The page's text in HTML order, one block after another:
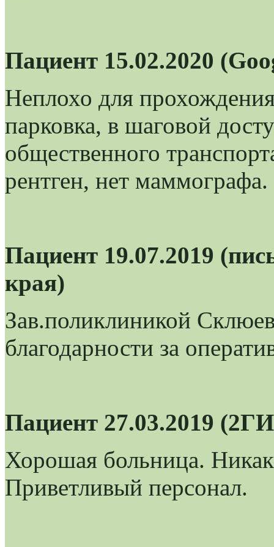
Пациент 15.02.2020
Неплохо для
парковка, в шаговой
общественного
рентген, нет маммографа.
Пациент 19.07.2019
края)
Зав.поликлиникой
благодарности за
Пациент 27.03.2019
Хорошая больница.
Приветливый персонал.